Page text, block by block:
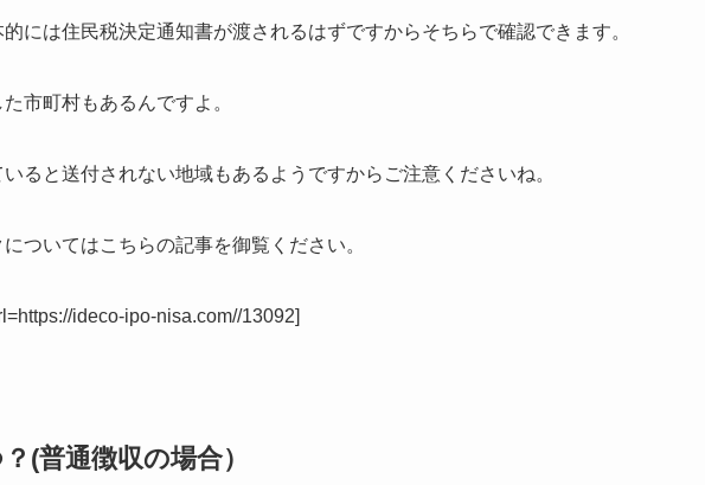
には住民税決定通知書が渡されるはずですからそちらで確認できます。
市町村もあるんですよ。
いると送付されない地域もあるようですからご注意くださいね。
ついてはこちらの記事を御覧ください。
ideco-ipo-nisa.com//13092]
(普通徴収の場合）